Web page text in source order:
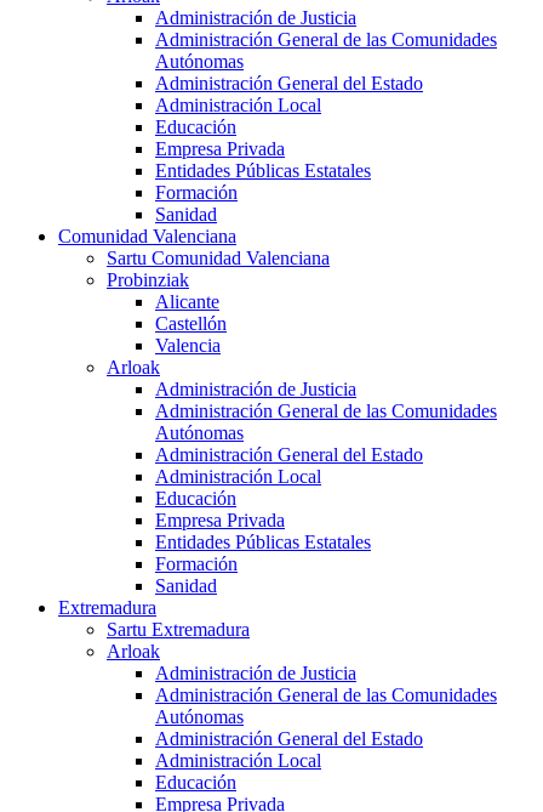
Administración de Justicia
Administración General de las Comunidades
Autónomas
Administración General del Estado
Administración Local
Educación
Empresa Privada
Entidades Públicas Estatales
Formación
Sanidad
Comunidad Valenciana
Sartu Comunidad Valenciana
Probinziak
Alicante
Castellón
Valencia
Arloak
Administración de Justicia
Administración General de las Comunidades
Autónomas
Administración General del Estado
Administración Local
Educación
Empresa Privada
Entidades Públicas Estatales
Formación
Sanidad
Extremadura
Sartu Extremadura
Arloak
Administración de Justicia
Administración General de las Comunidades
Autónomas
Administración General del Estado
Administración Local
Educación
Empresa Privada